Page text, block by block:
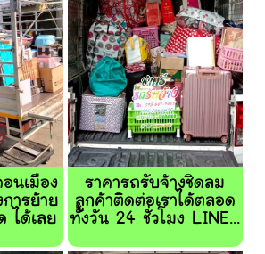
นเมือง
ารย้าย
ได้เลย
ราคารถรับจ้างชิดลม
ลูกค้าติดต่อเราได้ตลอด
ทั้งวัน 24 ชั่วโมง LINE...